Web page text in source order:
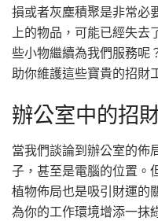
損或者灰塵積聚是非常必
上的物品，可能已經失
些小物繼續為我們服務呢
助你維護這些寶貴的招財
辦公室中的招
當我們談論到辦公室的佈
子，甚至是電腦的位置。
植物佈局也是吸引財運的
為你的工作環境增添一抹